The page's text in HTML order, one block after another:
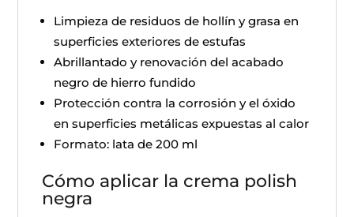
Limpieza de residuos de hollín y grasa en
superficies exteriores de estufas
Abrillantado y renovación del acabado
negro de hierro fundido
Protección contra la corrosión y el óxido
en superficies metálicas expuestas al calor
Formato: lata de 200 ml
Cómo aplicar la crema polish
negra